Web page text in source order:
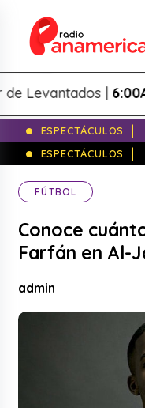
|6:00AM
ESPECTÁCULOS
ESPECTÁCULOS
FÚTBOL
Conoce
Farfán en Al-
admin